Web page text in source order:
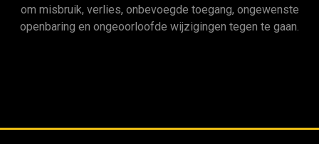
om misbruik, verlies, onbevoegde toegang, ongewenste
openbaring en ongeoorloofde wijzigingen tegen te gaan.